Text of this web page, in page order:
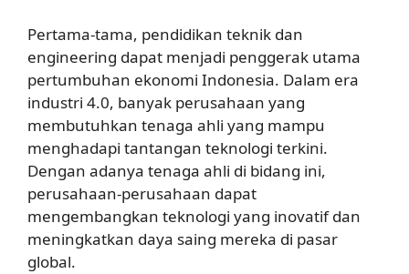
Pertama-tama, pendidikan teknik dan
engineering dapat menjadi penggerak utama
pertumbuhan ekonomi Indonesia. Dalam era
industri 4.0, banyak perusahaan yang
membutuhkan tenaga ahli yang mampu
menghadapi tantangan teknologi terkini.
Dengan adanya tenaga ahli di bidang ini,
perusahaan-perusahaan dapat
mengembangkan teknologi yang inovatif dan
meningkatkan daya saing mereka di pasar
global.